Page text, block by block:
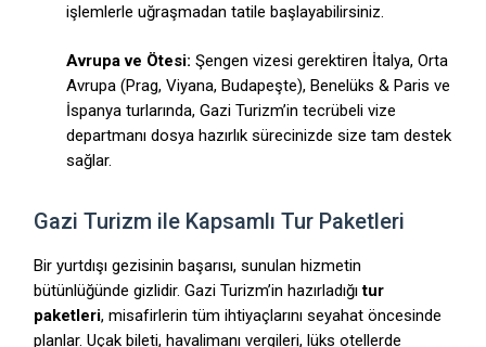
işlemlerle uğraşmadan tatile başlayabilirsiniz.
Avrupa ve Ötesi: Şengen vizesi gerektiren İtalya, Orta
Avrupa (Prag, Viyana, Budapeşte), Benelüks & Paris ve
İspanya turlarında, Gazi Turizm’in tecrübeli vize
departmanı dosya hazırlık sürecinizde size tam destek
sağlar.
Gazi Turizm ile Kapsamlı Tur Paketleri
Bir yurtdışı gezisinin başarısı, sunulan hizmetin
bütünlüğünde gizlidir. Gazi Turizm’in hazırladığıtur
paketleri, misafirlerin tüm ihtiyaçlarını seyahat öncesinde
planlar. Uçak bileti, havalimanı vergileri, lüks otellerde